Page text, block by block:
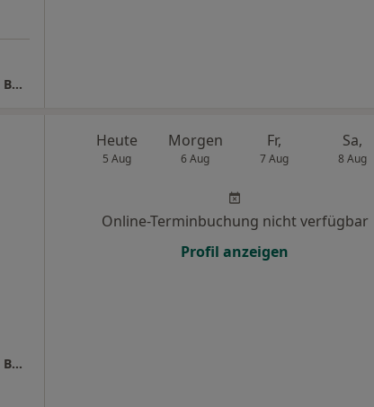
Hormonzentrum Hamburg | Prof. Dr. med. Kai J. Bühling & Kollegen
Hormonzentrum Hamburg | Prof. Dr. med. Kai J. Bühling & Kollegen
Heute
5 Aug
Morgen
6 Aug
Fr,
7 Aug
Sa,
8 Aug
Online-Terminbuchung nicht verfügbar
Profil anzeigen